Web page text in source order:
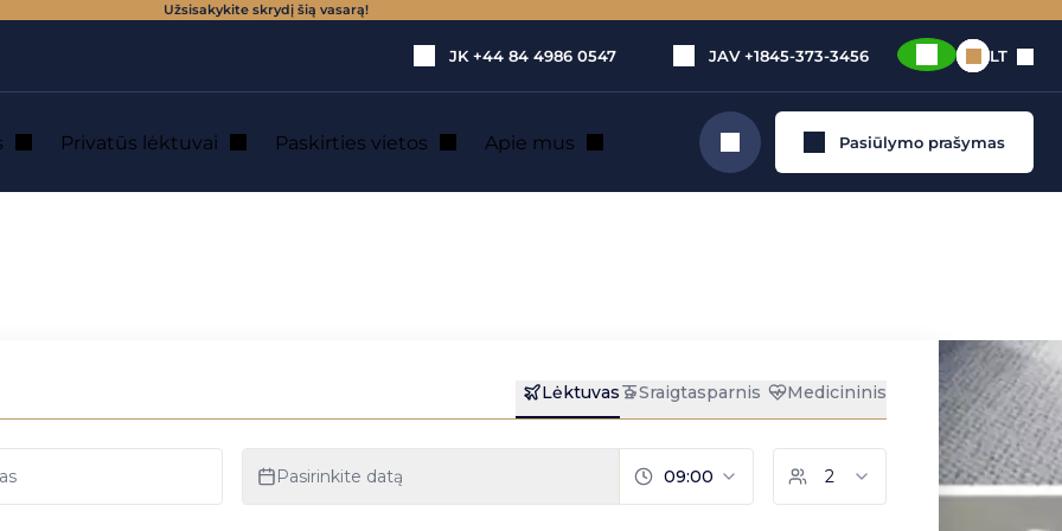
Užsisakykite skrydį šią vasarą!
JK +44 84 4986 0547 JAV +1845-373-3456 LT
Privatūs lėktuvai Paskirties vietos Apie mus Ieškoti Pasiūlymo prašymas